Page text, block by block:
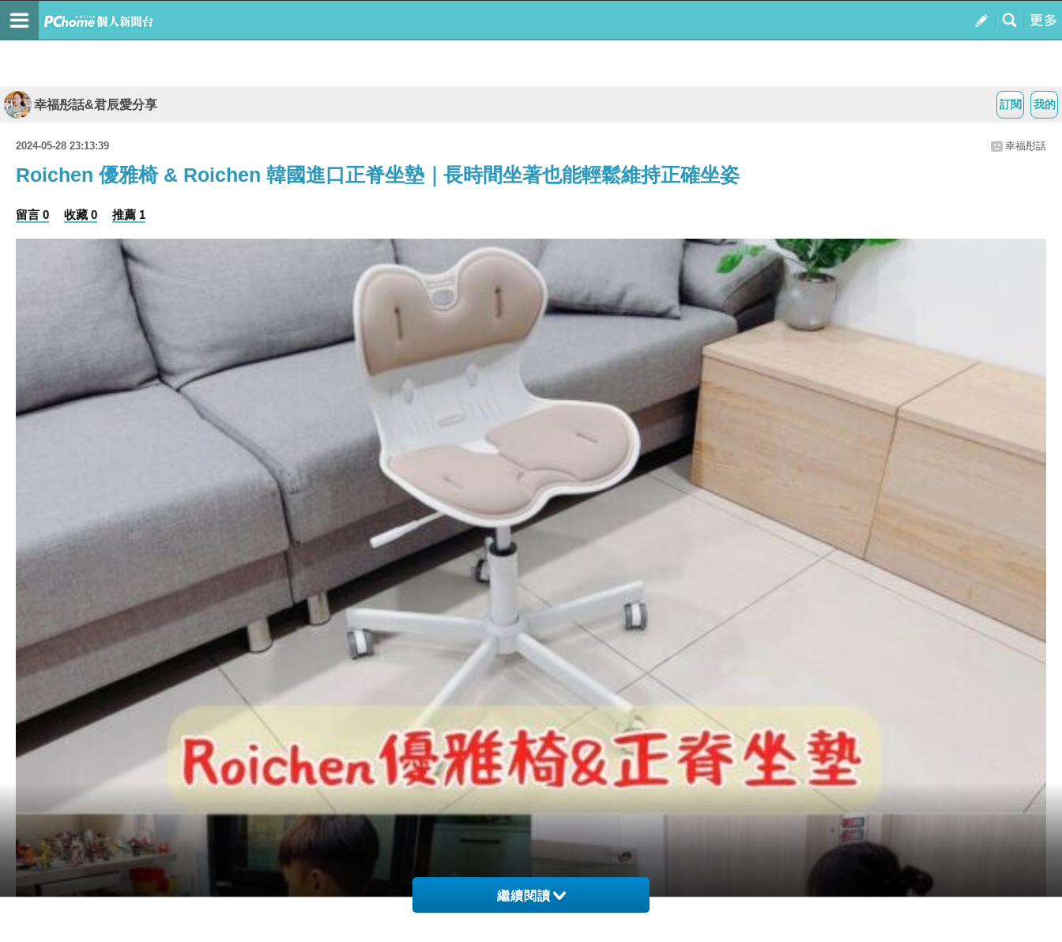
我的
訂閱
幸福彤話&君辰愛分享
2024-05-28 23:13:39 幸福彤話
Roichen 優雅椅 & Roichen 韓國進口正脊坐墊｜長時間坐著也能輕鬆維持正確坐姿
留言 0 收藏 0 推薦 1
繼續閱讀